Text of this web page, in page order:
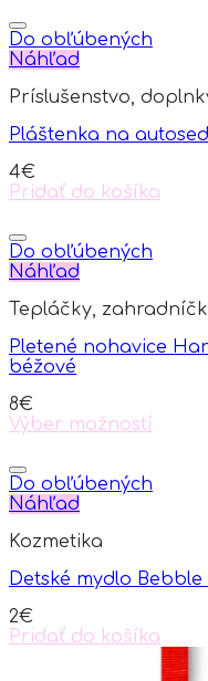
product
has
multiple
The
may
chosen
on
product
page
Do obľúbených
Náhľad
Príslušenstvo,
Pláštenka na
4€
Pridať do košíka
Do obľúbených
Náhľad
Tepláčky,
Pletené nohavice
béžové
8€
Výber možností
product
has
multiple
The
may
chosen
on
Do obľúbených
Náhľad
Kozmetika
Detské mydlo Bebble
2€
Pridať do košíka